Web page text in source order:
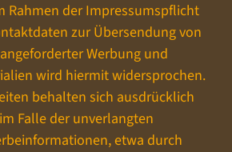
Rahmen der Impressumspflicht
zur Übersendung von
Werbung und
wird hiermit widersprochen.
behalten sich ausdrücklich
Falle der unverlangten
etwa durch